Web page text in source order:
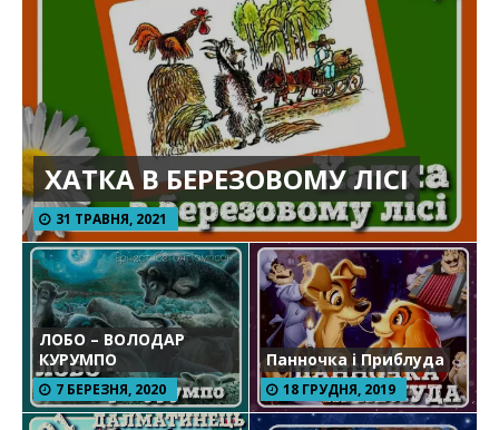
ХАТКА В БЕРЕЗОВОМУ ЛІСІ
31 ТРАВНЯ, 2021
ЛОБО – ВОЛОДАР
КУРУМПО
7 БЕРЕЗНЯ, 2020
Панночка і Приблуда
18 ГРУДНЯ, 2019